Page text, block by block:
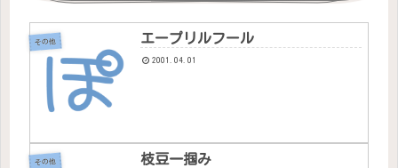
その他 エープリルフール
2001.04.01
その他 枝豆一掴み